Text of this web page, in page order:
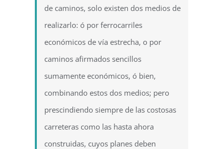
de caminos, solo existen dos medios de
realizarlo: ó por ferrocarriles
económicos de vía estrecha, o por
caminos afirmados sencillos
sumamente económicos, ó bien,
combinando estos dos medios; pero
prescindiendo siempre de las costosas
carreteras como las hasta ahora
construidas, cuyos planes deben